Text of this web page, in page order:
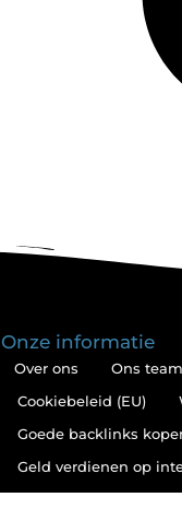
Onze informatie
Over ons Ons team
Cookiebeleid (EU)
Goede backlinks
Geld verdienen op